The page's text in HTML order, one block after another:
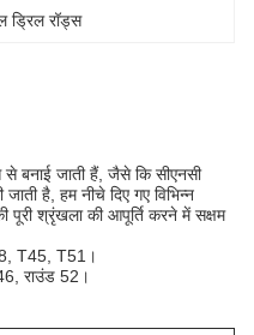
ड्रिल रॉड्स
बनाई जाती हैं, जैसे कि सीएनसी
जाती है, हम नीचे दिए गए विभिन्न
पूरी श्रृंखला की आपूर्ति करने में सक्षम
T45, T51।
राउंड 52।